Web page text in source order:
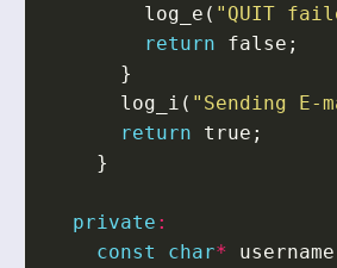
log_e ( "QUIT
return
false ;
}
log_i ( "Sending E-
return
true ;
}
private :
const
char* username